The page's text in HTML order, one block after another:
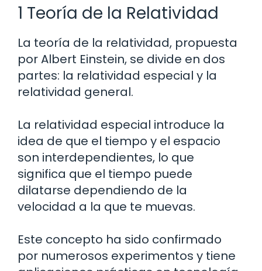
1 Teoría de la Relatividad
La teoría de la relatividad, propuesta
por Albert Einstein, se divide en dos
partes: la relatividad especial y la
relatividad general.
La relatividad especial introduce la
idea de que el tiempo y el espacio
son interdependientes, lo que
significa que el tiempo puede
dilatarse dependiendo de la
velocidad a la que te muevas.
Este concepto ha sido confirmado
por numerosos experimentos y tiene